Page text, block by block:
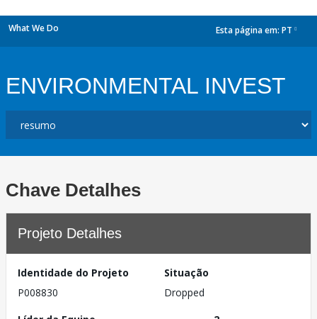
What We Do Esta página em: PT
ENVIRONMENTAL INVEST
Chave Detalhes
Projeto Detalhes
Identidade do Projeto
P008830
Situação
Dropped